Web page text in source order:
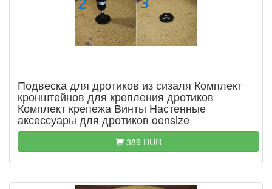
Подвеска для дротиков из сизаля Комплект
кронштейнов для крепления дротиков
Комплект крепежа Винты Настенные
аксессуары для дротиков oensize
389 RUR